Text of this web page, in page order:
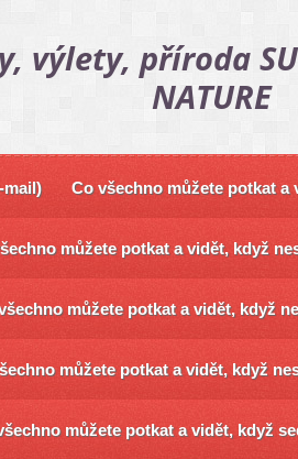
výlety, příroda
NATURE
mail) Co všechno můžete potkat a
můžete potkat a vidět, když
můžete potkat a vidět, když
můžete potkat a vidět, když
můžete potkat a vidět, když